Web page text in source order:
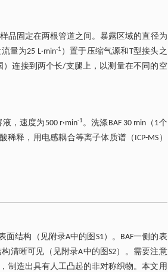
品固定在两根管道之间。暴露区域的直径为
量为25 L·min-1 ）置于压缩气源和T型接头之
）连接到两个长/支腿上，以测量在不同的空
，速度为500 r·min-1。洗涤BAF 30 min（1个
释，用电感耦合等离子体质谱（ICP-MS）
结构（见附录A中的图S1）。BAF一侧的表
清晰可见（见附录A中的图S2）。需要注意
制造出具有人工凸起的非对称织物。本文用